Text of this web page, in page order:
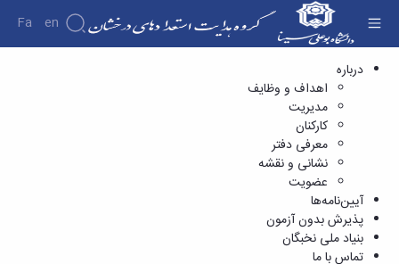
Fa En
کارکنان
معرفی
دفتر
نخبگان
مدیریت - استعدادهای درخشان
درباره
اهداف و وظایف
مدیریت
کارکنان
معرفی دفتر
نشانی و نقشه
عضویت
آیین‌نامه‌ها
پذیرش بدون آزمون
بنیاد ملی نخبگان
تماس با ما